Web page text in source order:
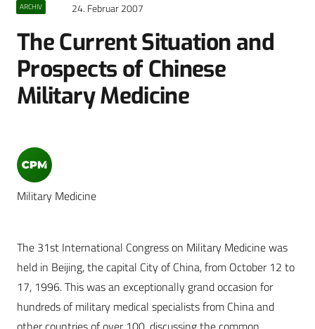
ARCHIV 24. Februar 2007
The Current Situation and
Prospects of Chinese
Military Medicine
Military Medicine
The 31st International Congress on Military Medicine was
held in Beijing, the capital City of China, from October 12 to
17, 1996. This was an exceptionally grand occasion for
hundreds of military medical specialists from China and